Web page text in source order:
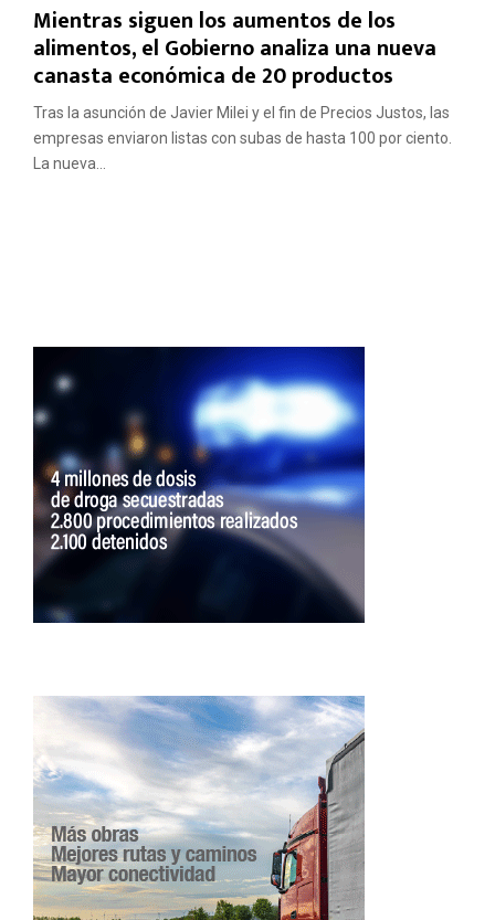
Mientras siguen los aumentos de los
alimentos, el Gobierno analiza una nueva
canasta económica de 20 productos
Tras la asunción de Javier Milei y el fin de Precios Justos, las
empresas enviaron listas con subas de hasta 100 por ciento.
La nueva...